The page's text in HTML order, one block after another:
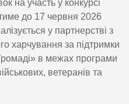
на участь у конкурсі
до 17 червня 2026
у партнерстві з
харчування за підтримки
в межах програми
ветеранів та